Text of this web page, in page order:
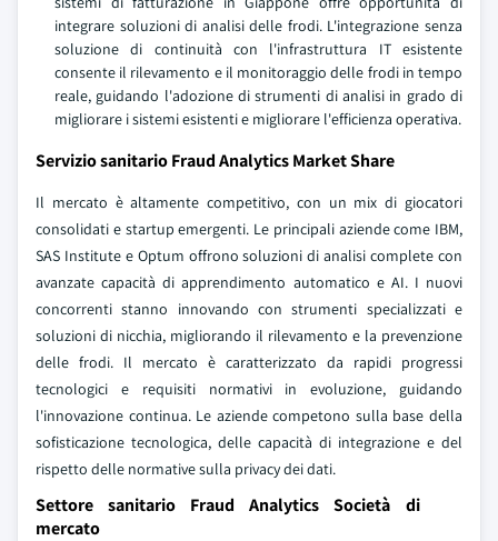
integrare soluzioni di analisi delle frodi. L'integrazione senza
soluzione di continuità con l'infrastruttura IT esistente
consente il rilevamento e il monitoraggio delle frodi in tempo
reale, guidando l'adozione di strumenti di analisi in grado di
migliorare i sistemi esistenti e migliorare l'efficienza operativa.
Servizio sanitario Fraud Analytics Market Share
Il mercato è altamente competitivo, con un mix di giocatori
consolidati e startup emergenti. Le principali aziende come IBM,
SAS Institute e Optum offrono soluzioni di analisi complete con
avanzate capacità di apprendimento automatico e AI. I nuovi
concorrenti stanno innovando con strumenti specializzati e
soluzioni di nicchia, migliorando il rilevamento e la prevenzione
delle frodi. Il mercato è caratterizzato da rapidi progressi
tecnologici e requisiti normativi in evoluzione, guidando
l'innovazione continua. Le aziende competono sulla base della
sofisticazione tecnologica, delle capacità di integrazione e del
rispetto delle normative sulla privacy dei dati.
Settore sanitario Fraud Analytics Società di
mercato